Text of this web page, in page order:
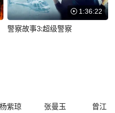
1:36:22
警察故事3:超级警察
杨紫琼 张曼玉 曾江